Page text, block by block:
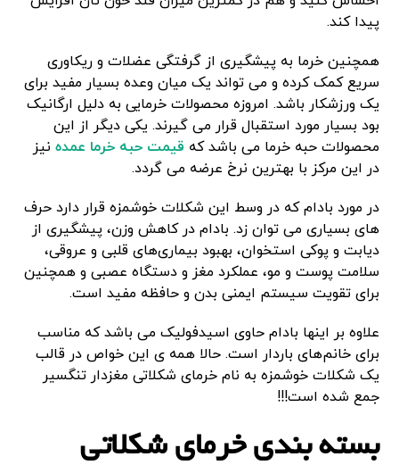
پیدا کند.
همچنین خرما به پیشگیری از گرفتگی عضلات و ریکاوری
سریع کمک کرده و می تواند یک میان وعده بسیار مفید برای
یک ورزشکار باشد. امروزه محصولات خرمایی به دلیل ارگانیک
بود بسیار مورد استقبال قرار می گیرند. یکی دیگر از این
محصولات حبه خرما می باشد که قیمت حبه خرما عمده نیز
در این مرکز با بهترین نرخ عرضه می گردد.
در مورد بادام که در وسط این شکلات خوشمزه قرار دارد حرف
های بسیاری می توان زد. بادام در کاهش وزن، پیشگیری از
دیابت و پوکی استخوان، بهبود بیماری‌های قلبی و عروقی،
سلامت پوست و مو، عملکرد مغز و دستگاه عصبی و همچنین
برای تقویت سیستم ایمنی بدن و حافظه مفید است.
علاوه بر اینها بادام حاوی اسیدفولیک می باشد که مناسب
برای خانم‌های باردار است. حالا همه ی این خواص در قالب
یک شکلات خوشمزه به نام خرمای شکلاتی مغزدار تنگسیر
جمع شده است!!!
بسته بندی خرمای شکلاتی